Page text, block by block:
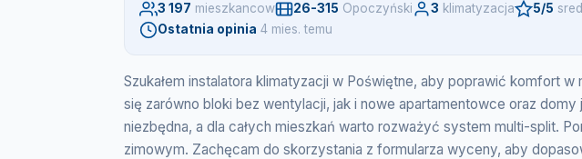
3 197 mieszkancow 26-315 Opoczyński 3 klimatyzacja 5/5
Ostatnia opinia 4 mies. temu
Szukałem instalatora klimatyzacji w Poświętne, aby poprawić komfort
się zarówno bloki bez wentylacji, jak i nowe apartamentowce oraz
niezbędna, a dla całych mieszkań warto rozważyć system multi-split.
zimowym. Zachęcam do skorzystania z formularza wyceny, aby